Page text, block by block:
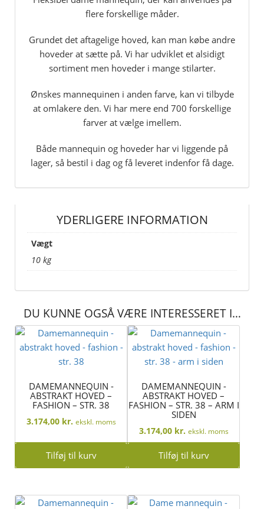
flere forskellige måder.
Grundet det aftagelige hoved, kan man købe andre
hoveder at sætte på. Vi har udviklet et alsidigt
sortiment men hoveder i mange stilarter.
Ønskes mannequinen i anden farve, kan vi tilbyde
at omlakere den. Vi har mere end 700 forskellige
farver at vælge imellem.
Både mannequin og hoveder har vi liggende på
lager, så bestil i dag og få leveret indenfor få dage.
YDERLIGERE INFORMATION
Vægt
10 kg
DU KUNNE OGSÅ VÆRE INTERESSERET I…
DAMEMANNEQUIN -
ABSTRAKT HOVED –
FASHION – STR. 38
3.174,00 kr. ekskl. moms
Tilføj til kurv
DAMEMANNEQUIN -
ABSTRAKT HOVED –
FASHION – STR. 38 – ARM I
SIDEN
3.174,00 kr. ekskl. moms
Tilføj til kurv